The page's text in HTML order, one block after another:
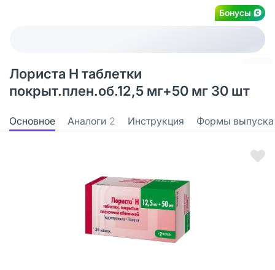
Бонусы
Лориста Н таблетки
покрыт.плен.об.12,5 мг+50 мг 30 шт
Основное Аналоги 2 Инструкция Формы выпуска